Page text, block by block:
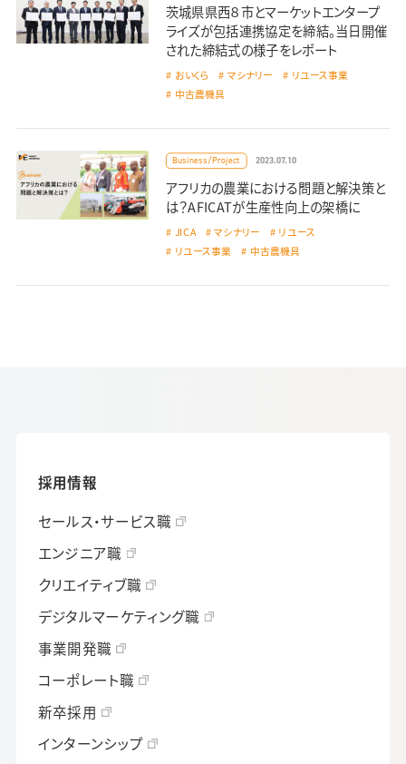
茨城県県西８市とマーケットエンタープ
ライズが包括連携協定を締結。当日開催
された締結式の様子をレポート
おいくら マシナリー リユース事業
中古農機具
Business/Project 2023.07.10
アフリカの農業における問題と解決策と
は？AFICATが生産性向上の架橋に
JICA マシナリー リユース
リユース事業 中古農機具
採用情報
セールス・サービス職
エンジニア職
クリエイティブ職
デジタルマーケティング職
事業開発職
コーポレート職
新卒採用
インターンシップ